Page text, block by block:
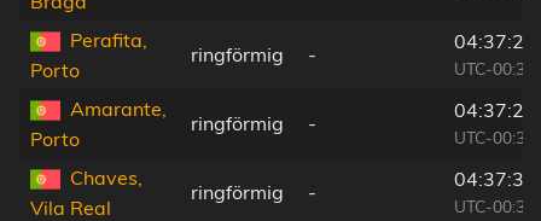
Perafita,
Porto
ringförmig -
04:37:21
UTC-00:36
Amarante,
Porto
ringförmig -
04:37:23
UTC-00:36
Chaves,
Vila Real
ringförmig -
04:37:36
UTC-00:36